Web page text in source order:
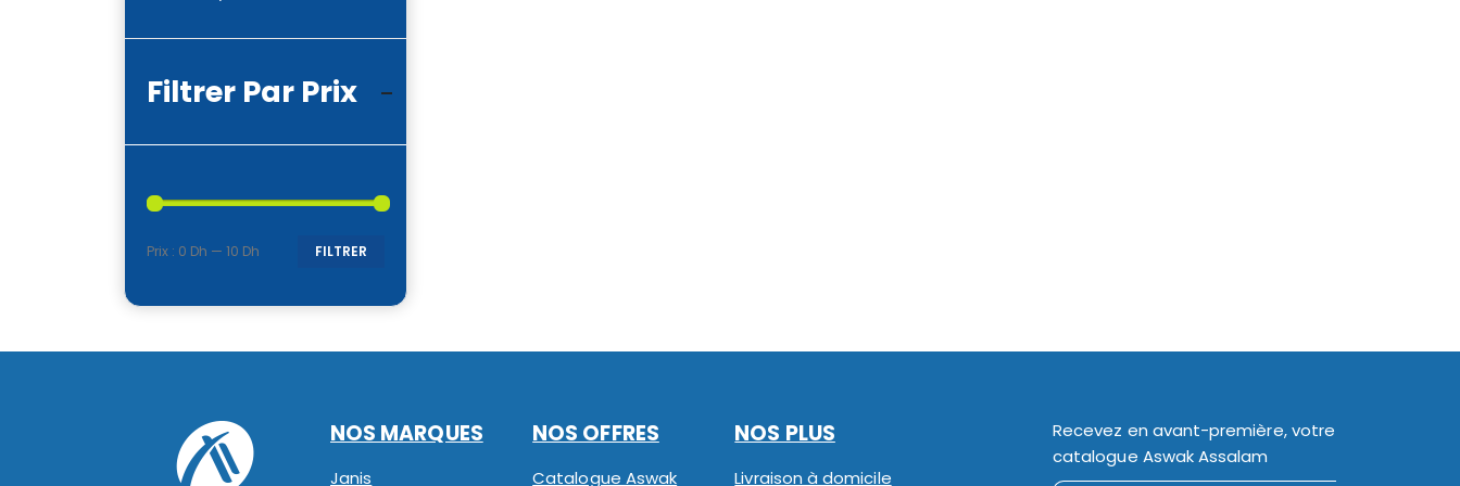
Filtrer Par Prix
FILTRER
Prix : 0 Dh — 10 Dh
NOS MARQUES
Janis
NOS OFFRES
Catalogue Aswak
NOS PLUS
Livraison à domicile
Recevez en avant-première, votre
catalogue Aswak Assalam